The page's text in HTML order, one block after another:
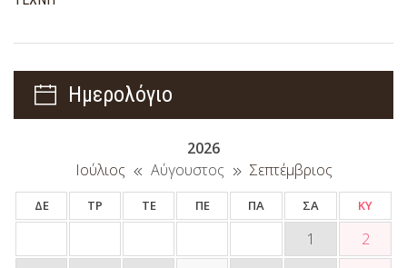
Ημερολόγιο
2026
Ιούλιος
Αύγουστος Σεπτέμβριος
ΔΕ ΤΡ ΤΕ ΠΕ ΠΑ ΣΑ ΚΥ
1
2